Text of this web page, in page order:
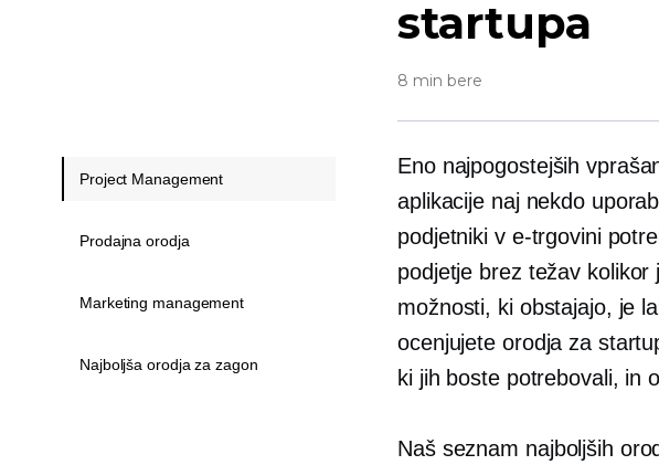
startupa
8 min bere
Eno najpogostejših
aplikacije naj nekdo
podjetniki v e-trgovini
podjetje brez težav kolikor
možnosti, ki obstajajo, je
ocenjujete orodja za
ki jih boste potrebovali, in
Naš seznam najboljših
Project Management
Prodajna orodja
Marketing management
Najboljša orodja za zagon